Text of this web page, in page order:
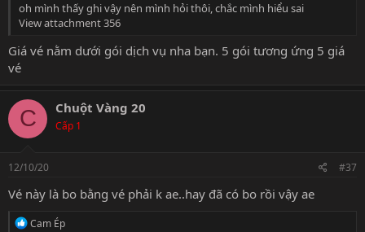
oh mình thấy ghi vậy nên mình hỏi thôi, chắc mình hiểu sai
View attachment 356
Giá vé nằm dưới gói dịch vụ nha bạn. 5 gói tương ứng 5 giá
vé
C Chuột Vàng 20
Cấp 1
12/10/20 #37
Vé này là bo bằng vé phải k ae..hay đã có bo rồi vậy ae
R
Cam Ép